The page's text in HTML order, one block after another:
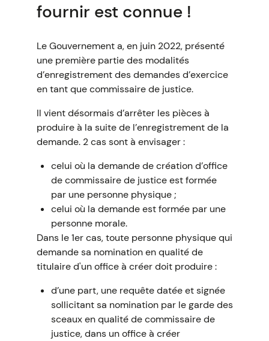
fournir est connue !
Le Gouvernement a, en juin 2022, présenté
une première partie des modalités
d’enregistrement des demandes d’exercice
en tant que commissaire de justice.
Il vient désormais d’arrêter les pièces à
produire à la suite de l’enregistrement de la
demande. 2 cas sont à envisager :
celui où la demande de création d’office
de commissaire de justice est formée
par une personne physique ;
celui où la demande est formée par une
personne morale.
Dans le 1er cas, toute personne physique qui
demande sa nomination en qualité de
titulaire d'un office à créer doit produire :
d’une part, une requête datée et signée
sollicitant sa nomination par le garde des
sceaux en qualité de commissaire de
justice, dans un office à créer